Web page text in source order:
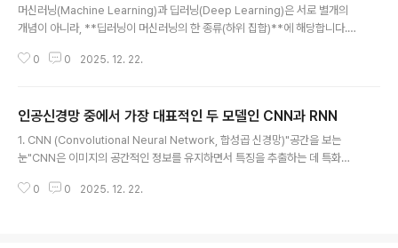
머신러닝(Machine Learning)과 딥러닝(Deep Learning)은 서로 별개의
개념이 아니라, **딥러닝이 머신러닝의 한 종류(하위 집합)**에 해당합니다.가
1. 핵심 차이점 비교구분머신러닝 (ML)딥러닝 (DL)정의데이터를 통해 학습하
-End)데이터 양적은 양의 데이터로도 가능대규모 데이터가 있어야 성능이 나
옴하드웨어저사양 PC(CPU)에서도 가능고사양 장비(GPU)가 필수적결과 해
석왜 그런 결과가 나왔는지 설명하기 쉬움과정이 복잡해 내부를 알기 ..
0 0 2025. 12. 22.
인공신경망 중에서 가장 대표적인 두 모델인 CNN과 RNN
1. CNN (Convolutional Neural Network, 합성곱 신경망)"공간을 보는
눈"CNN은 이미지의 공간적인 정보를 유지하면서 특징을 추출하는 데 특화되
에 "눈과 코의 위치 관계" 같은 정보가 무너지기 쉬운데, CNN은 이를 방지합니
0 0 2025. 12. 22.